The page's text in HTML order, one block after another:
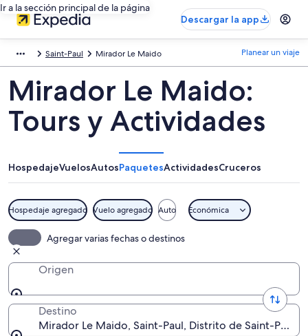
Ir a la sección principal de la página
Descargar la app
Saint-Paul Mirador Le Maido Planear un viaje
Mirador Le Maido:
Tours y Actividades
HospedajeVuelosAutosPaquetesActividadesCruceros
Hospedaje agregado Vuelo agregado Auto Económica
Agregar varias fechas o destinos
Origen
Destino
Mirador Le Maido, Saint-Paul, Distrito de Saint-Paul,